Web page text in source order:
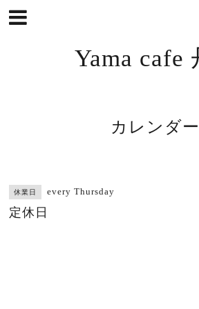
Yama cafe
カレンダー
休業日 every Thursday
定休日